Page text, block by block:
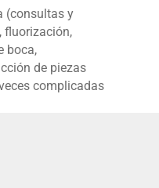
(consultas y
fluorización,
boca,
de piezas
complicadas